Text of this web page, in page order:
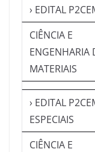
› EDITAL
CIÊNCIA E
ENGENHARIA
MATERIAIS
› EDITAL
ESPECIAIS
CIÊNCIA E